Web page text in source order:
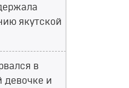
якутской
в
девочке и